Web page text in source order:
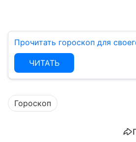
Прочитать гороскоп для
ЧИТАТЬ
Гороскоп